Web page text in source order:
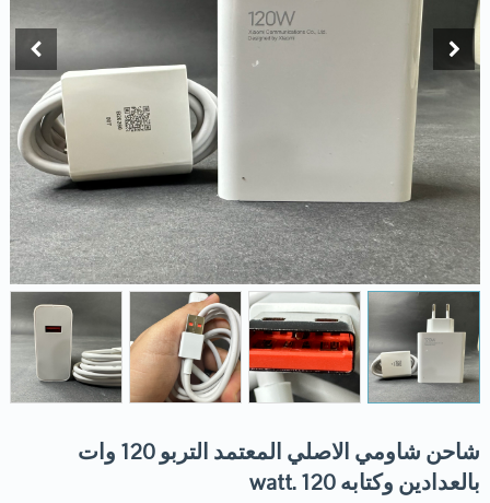
شاحن شاومي الاصلي المعتمد التربو 120 وات
بالعدادين وكتابه 120 .watt